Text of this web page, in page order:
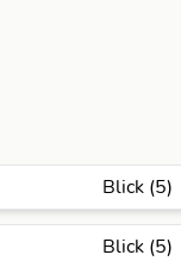
Blick (5)
Blick (5)